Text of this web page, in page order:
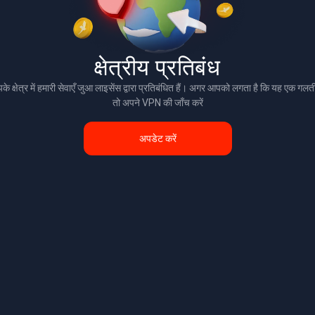
क्षेत्रीय प्रतिबंध
क्षेत्र में हमारी सेवाएँ जुआ लाइसेंस द्वारा प्रतिबंधित हैं। अगर आपको लगता है कि यह एक
तो अपने VPN की जाँच करें
अपडेट करें